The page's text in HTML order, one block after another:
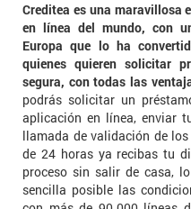
Creditea es una maravillosa
en línea del mundo, con
Europa que lo ha
quienes quieren solicitar
segura, con todas las
podrás solicitar un
aplicación en línea, enviar
llamada de validación de
de 24 horas ya recibas tu
proceso sin salir de casa,
sencilla posible las